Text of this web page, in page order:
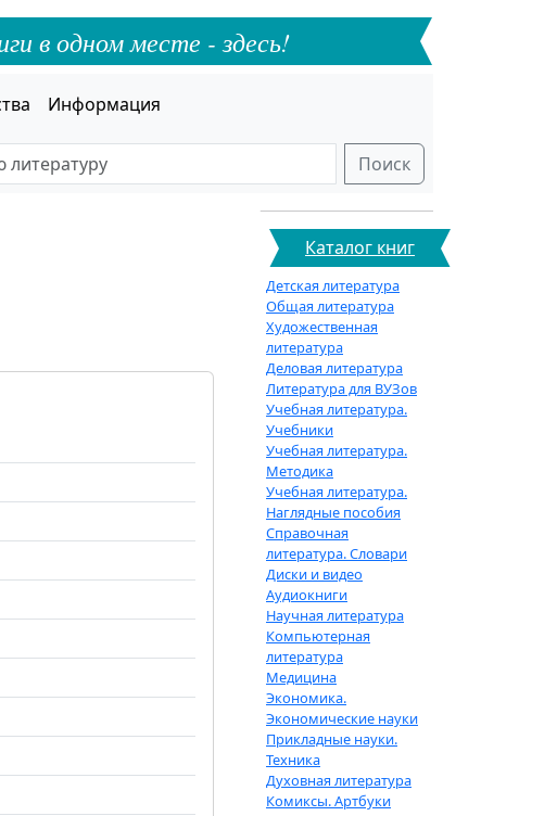
в одном месте - здесь!
Информация
Поиск
Каталог книг
Детская литература
Общая литература
Художественная
литература
Деловая литература
Литература для ВУЗов
Учебная литература.
Учебники
Учебная литература.
Методика
Учебная литература.
Наглядные пособия
Справочная
литература. Словари
Диски и видео
Аудиокниги
Научная литература
Компьютерная
литература
Медицина
Экономика.
Экономические науки
Прикладные науки.
Техника
Духовная литература
Комиксы. Артбуки